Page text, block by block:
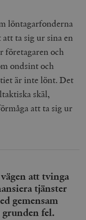
löntagarfonderna
ta sig ur sina en
företagaren och
ondsint och
är inte lönt. Det
skäl,
att ta sig ur
att tvinga
tjänster
gemensam
fel.